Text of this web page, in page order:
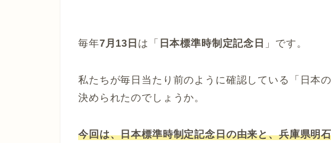
毎年7月13日 は「 日本標準時制定記念日 」です。
私たちが毎日当たり前のように確認している「日本
決められたのでしょうか。
今回は、日本標準時制定記念日の由来と、兵庫県明